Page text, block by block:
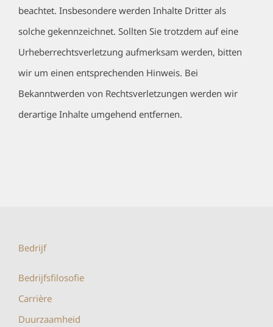
beachtet. Insbesondere werden Inhalte Dritter als
solche gekennzeichnet. Sollten Sie trotzdem auf eine
Urheberrechtsverletzung aufmerksam werden, bitten
wir um einen entsprechenden Hinweis. Bei
Bekanntwerden von Rechtsverletzungen werden wir
derartige Inhalte umgehend entfernen.
Bedrijf
Bedrijfsfilosofie
Carrière
Duurzaamheid